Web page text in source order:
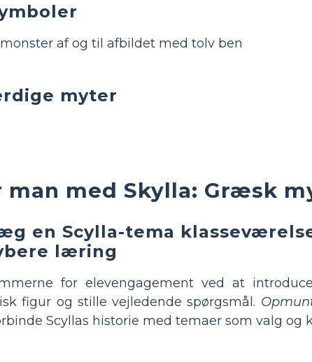
af og til afbildet med tolv ben
myter
man med Skylla: Græsk
en Scylla-tema
læring
for elevengagement ved at
figur og stille vejledende spørgsmål.
Scyllas historie med temaer som valg og